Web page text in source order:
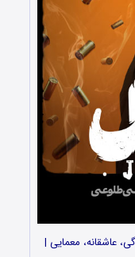
عاشقانه، معمایی |